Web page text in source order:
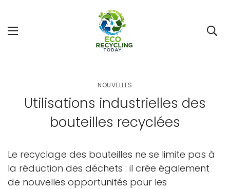
NOUVELLES
Utilisations industrielles des
bouteilles recyclées
Le recyclage des bouteilles ne se limite pas à
la réduction des déchets : il crée également
de nouvelles opportunités pour les